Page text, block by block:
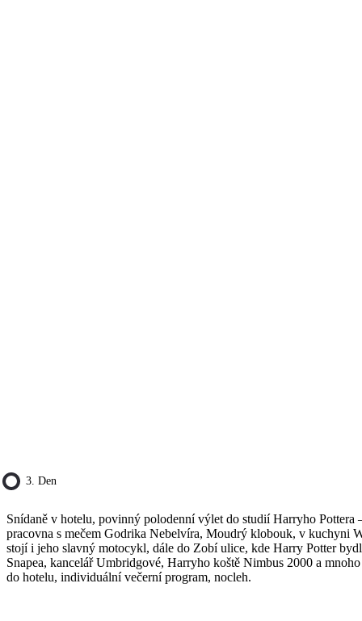
3. Den
Snídaně v hotelu, povinný polodenní výlet do studií Harryho
pracovna s mečem Godrika Nebelvíra, Moudrý klobouk, v kuchyni
stojí i jeho slavný motocykl, dále do Zobí ulice, kde Harry Potter
Snapea, kancelář Umbridgové, Harryho koště Nimbus 2000 a
do hotelu, individuální večerní program, nocleh.